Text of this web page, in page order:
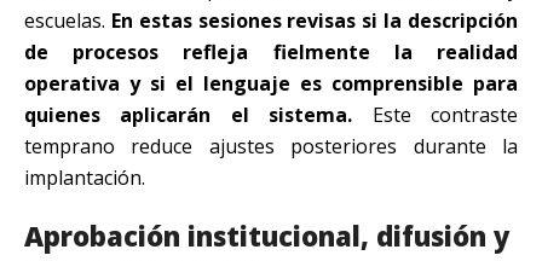
escuelas. En estas sesiones revisas si la descripción
de procesos refleja fielmente la realidad
operativa y si el lenguaje es comprensible para
quienes aplicarán el sistema. Este contraste
temprano reduce ajustes posteriores durante la
implantación.
Aprobación institucional, difusión y